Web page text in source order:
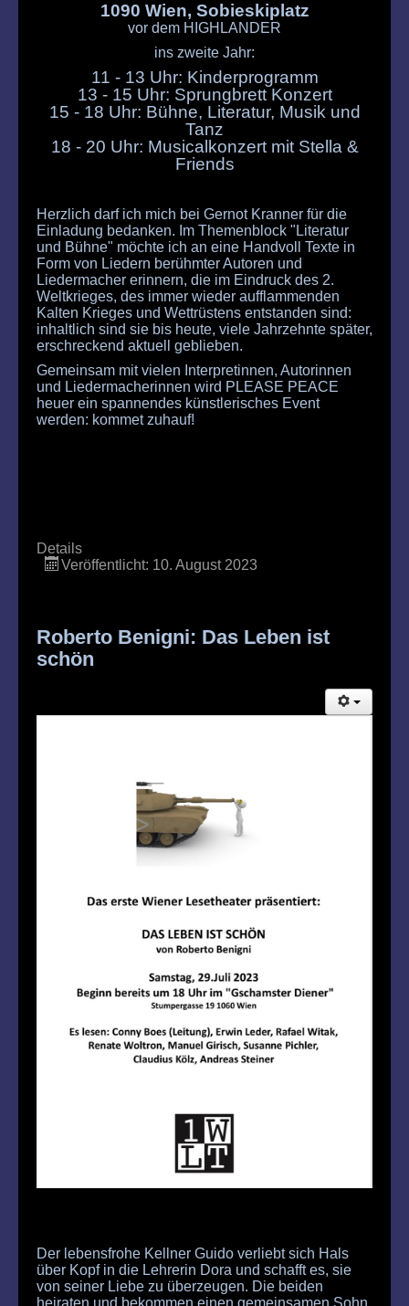
1090 Wien, Sobieskiplatz
vor dem HIGHLANDER
ins zweite Jahr:
11 - 13 Uhr: Kinderprogramm
13 - 15 Uhr: Sprungbrett Konzert
15 - 18 Uhr: Bühne, Literatur, Musik und
Tanz
18 - 20 Uhr: Musicalkonzert mit Stella &
Friends
Herzlich darf ich mich bei Gernot Kranner für die
Einladung bedanken. Im Themenblock "Literatur
und Bühne" möchte ich an eine Handvoll Texte in
Form von Liedern berühmter Autoren und
Liedermacher erinnern, die im Eindruck des 2.
Weltkrieges, des immer wieder aufflammenden
Kalten Krieges und Wettrüstens entstanden sind:
inhaltlich sind sie bis heute, viele Jahrzehnte später,
erschreckend aktuell geblieben.
Gemeinsam mit vielen Interpretinnen, Autorinnen
und Liedermacherinnen wird PLEASE PEACE
heuer ein spannendes künstlerisches Event
werden: kommet zuhauf!
Details
Veröffentlicht: 10. August 2023
Roberto Benigni: Das Leben ist
schön
Der lebensfrohe Kellner Guido verliebt sich Hals
über Kopf in die Lehrerin Dora und schafft es, sie
von seiner Liebe zu überzeugen. Die beiden